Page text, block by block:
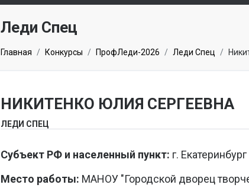
ПОДПИСКА ОНЛАЙН
Леди Спец
Главная Конкурсы ПрофЛеди-2026 Леди Спец
НИКИТЕНКО ЮЛИЯ СЕРГЕЕВНА
ЛЕДИ СПЕЦ
Субъект РФ и населенный пункт: г. Екатеринбург
Место работы: МАНОУ "Городской дворец